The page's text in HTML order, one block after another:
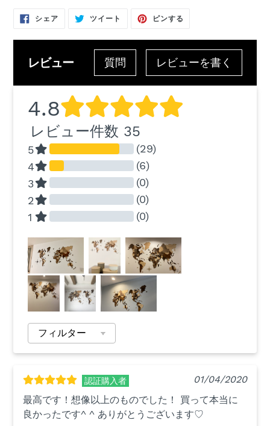
シェアFACEBOOK
ェ
る
ツイート
TWITTER
稿
る
ピンする
ン
る
レビュー レビューを書く
質問
4.8
レビュー件数 35
5
(29)
4
(6)
3
(0)
2
(0)
1
(0)
認証購入者
01/04/2020
最高です！想像以上のものでした！ 買って本当に
良かったです^ ^ ありがとうございます♡